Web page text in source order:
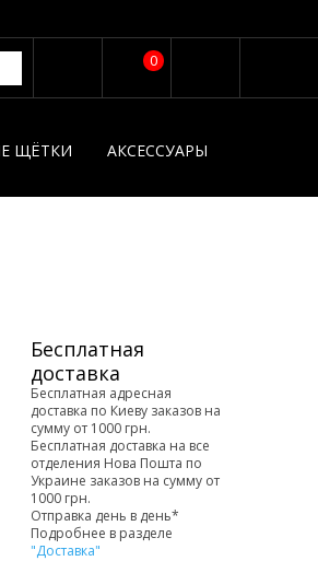
0
ЩЁТКИ АКСЕССУАРЫ
Бесплатная
доставка
Бесплатная адресная
доставка по Киеву заказов на
сумму от 1000 грн.
Бесплатная доставка на все
отделения Нова Пошта по
Украине заказов на сумму от
1000 грн.
Отправка день в день*
Подробнее в разделе
"Доставка"